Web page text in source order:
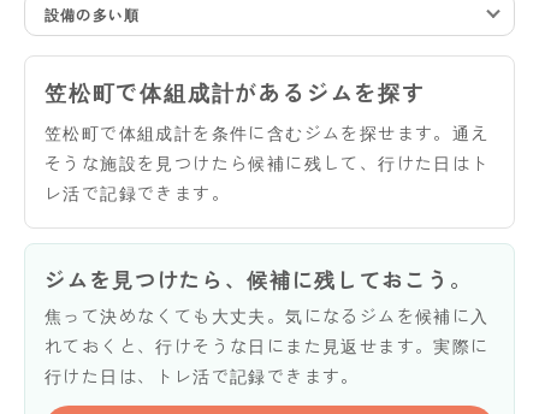
設備の多い順
笠松町で体組成計があるジムを探す
笠松町で体組成計を条件に含むジムを探せます。通え
そうな施設を見つけたら候補に残して、行けた日はト
レ活で記録できます。
ジムを見つけたら、候補に残しておこう。
焦って決めなくても大丈夫。気になるジムを候補に入
れておくと、行けそうな日にまた見返せます。実際に
行けた日は、トレ活で記録できます。